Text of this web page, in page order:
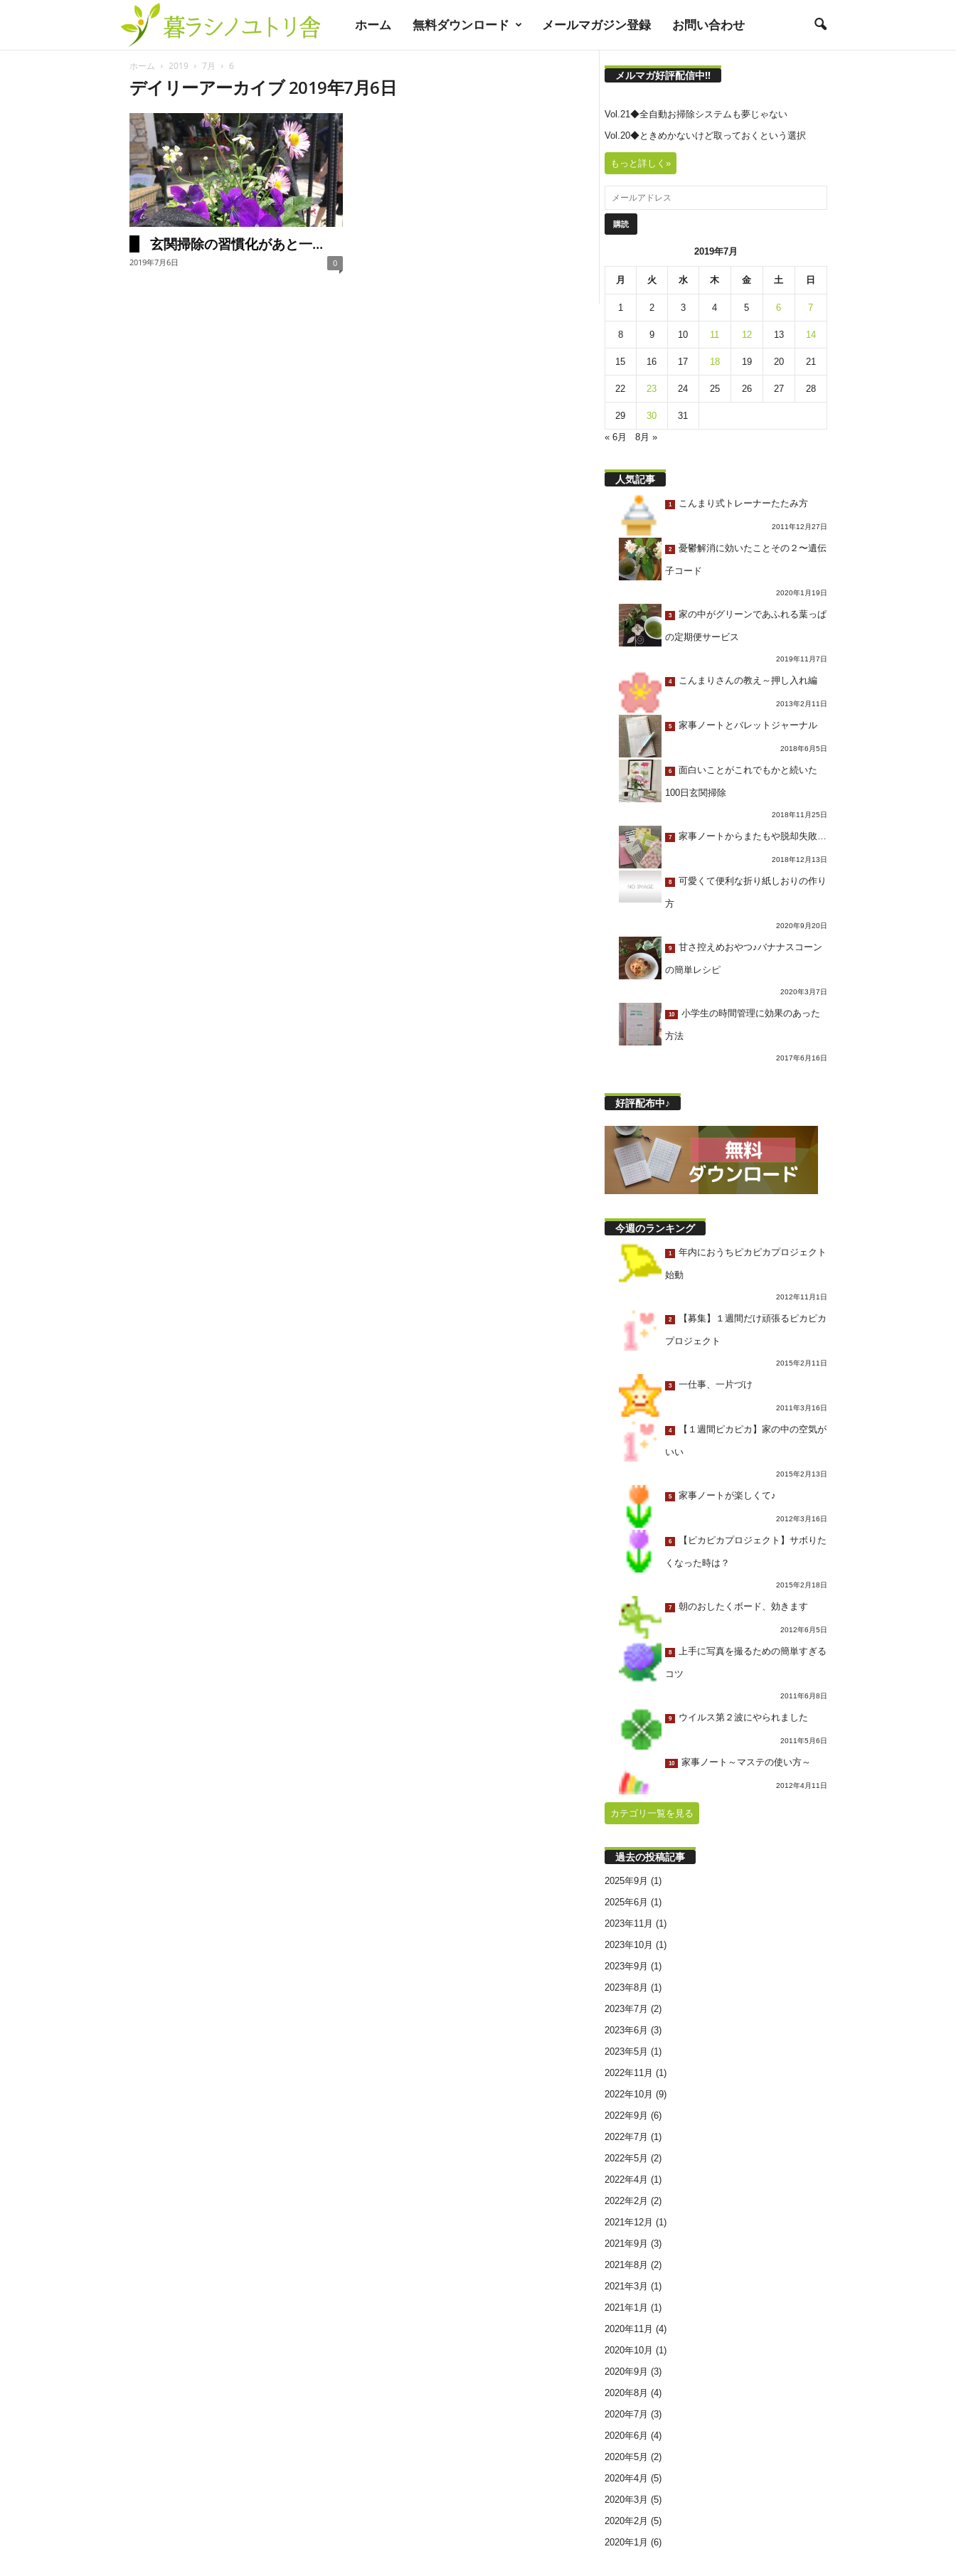
ホーム 無料ダウンロード メールマガジン登録 お問い合わせ
ホーム 2019 7月 6
デイリーアーカイブ 2019年7月6日
玄関掃除の習慣化があと一...
2019年7月6日 0
メルマガ好評配信中!!
Vol.21◆全自動お掃除システムも夢じゃない
Vol.20◆ときめかないけど取っておくという選択
もっと詳しく»
2019年7月
月 火 水 木 金 土 日
1 2 3 4 5 6 7
8 9 10 11 12 13 14
15 16 17 18 19 20 21
22 23 24 25 26 27 28
29 30
31
« 6月
8月 »
人気記事
1 こんまり式トレーナーたたみ方
2011年12月27日
2 憂鬱解消に効いたことその２〜遺伝
子コード
2020年1月19日
3 家の中がグリーンであふれる葉っぱ
の定期便サービス
2019年11月7日
4 こんまりさんの教え～押し入れ編
2013年2月11日
5 家事ノートとバレットジャーナル
2018年6月5日
6 面白いことがこれでもかと続いた
100日玄関掃除
2018年11月25日
7 家事ノートからまたもや脱却失敗…
2018年12月13日
8 可愛くて便利な折り紙しおりの作り
方
2020年9月20日
9 甘さ控えめおやつ♪バナナスコーン
の簡単レシピ
2020年3月7日
10 小学生の時間管理に効果のあった
方法
2017年6月16日
好評配布中♪
今週のランキング
1 年内におうちピカピカプロジェクト
始動
2012年11月1日
2 【募集】１週間だけ頑張るピカピカ
プロジェクト
2015年2月11日
3 一仕事、一片づけ
2011年3月16日
4 【１週間ピカピカ】家の中の空気が
いい
2015年2月13日
5 家事ノートが楽しくて♪
2012年3月16日
6 【ピカピカプロジェクト】サボりた
くなった時は？
2015年2月18日
7 朝のおしたくボード、効きます
2012年6月5日
8 上手に写真を撮るための簡単すぎる
コツ
2011年6月8日
9 ウイルス第２波にやられました
2011年5月6日
10 家事ノート～マステの使い方～
2012年4月11日
カテゴリ一覧を見る
過去の投稿記事
2025年9月 (1)
2025年6月 (1)
2023年11月 (1)
2023年10月 (1)
2023年9月 (1)
2023年8月 (1)
2023年7月 (2)
2023年6月 (3)
2023年5月 (1)
2022年11月 (1)
2022年10月 (9)
2022年9月 (6)
2022年7月 (1)
2022年5月 (2)
2022年4月 (1)
2022年2月 (2)
2021年12月 (1)
2021年9月 (3)
2021年8月 (2)
2021年3月 (1)
2021年1月 (1)
2020年11月 (4)
2020年10月 (1)
2020年9月 (3)
2020年8月 (4)
2020年7月 (3)
2020年6月 (4)
2020年5月 (2)
2020年4月 (5)
2020年3月 (5)
2020年2月 (5)
2020年1月 (6)